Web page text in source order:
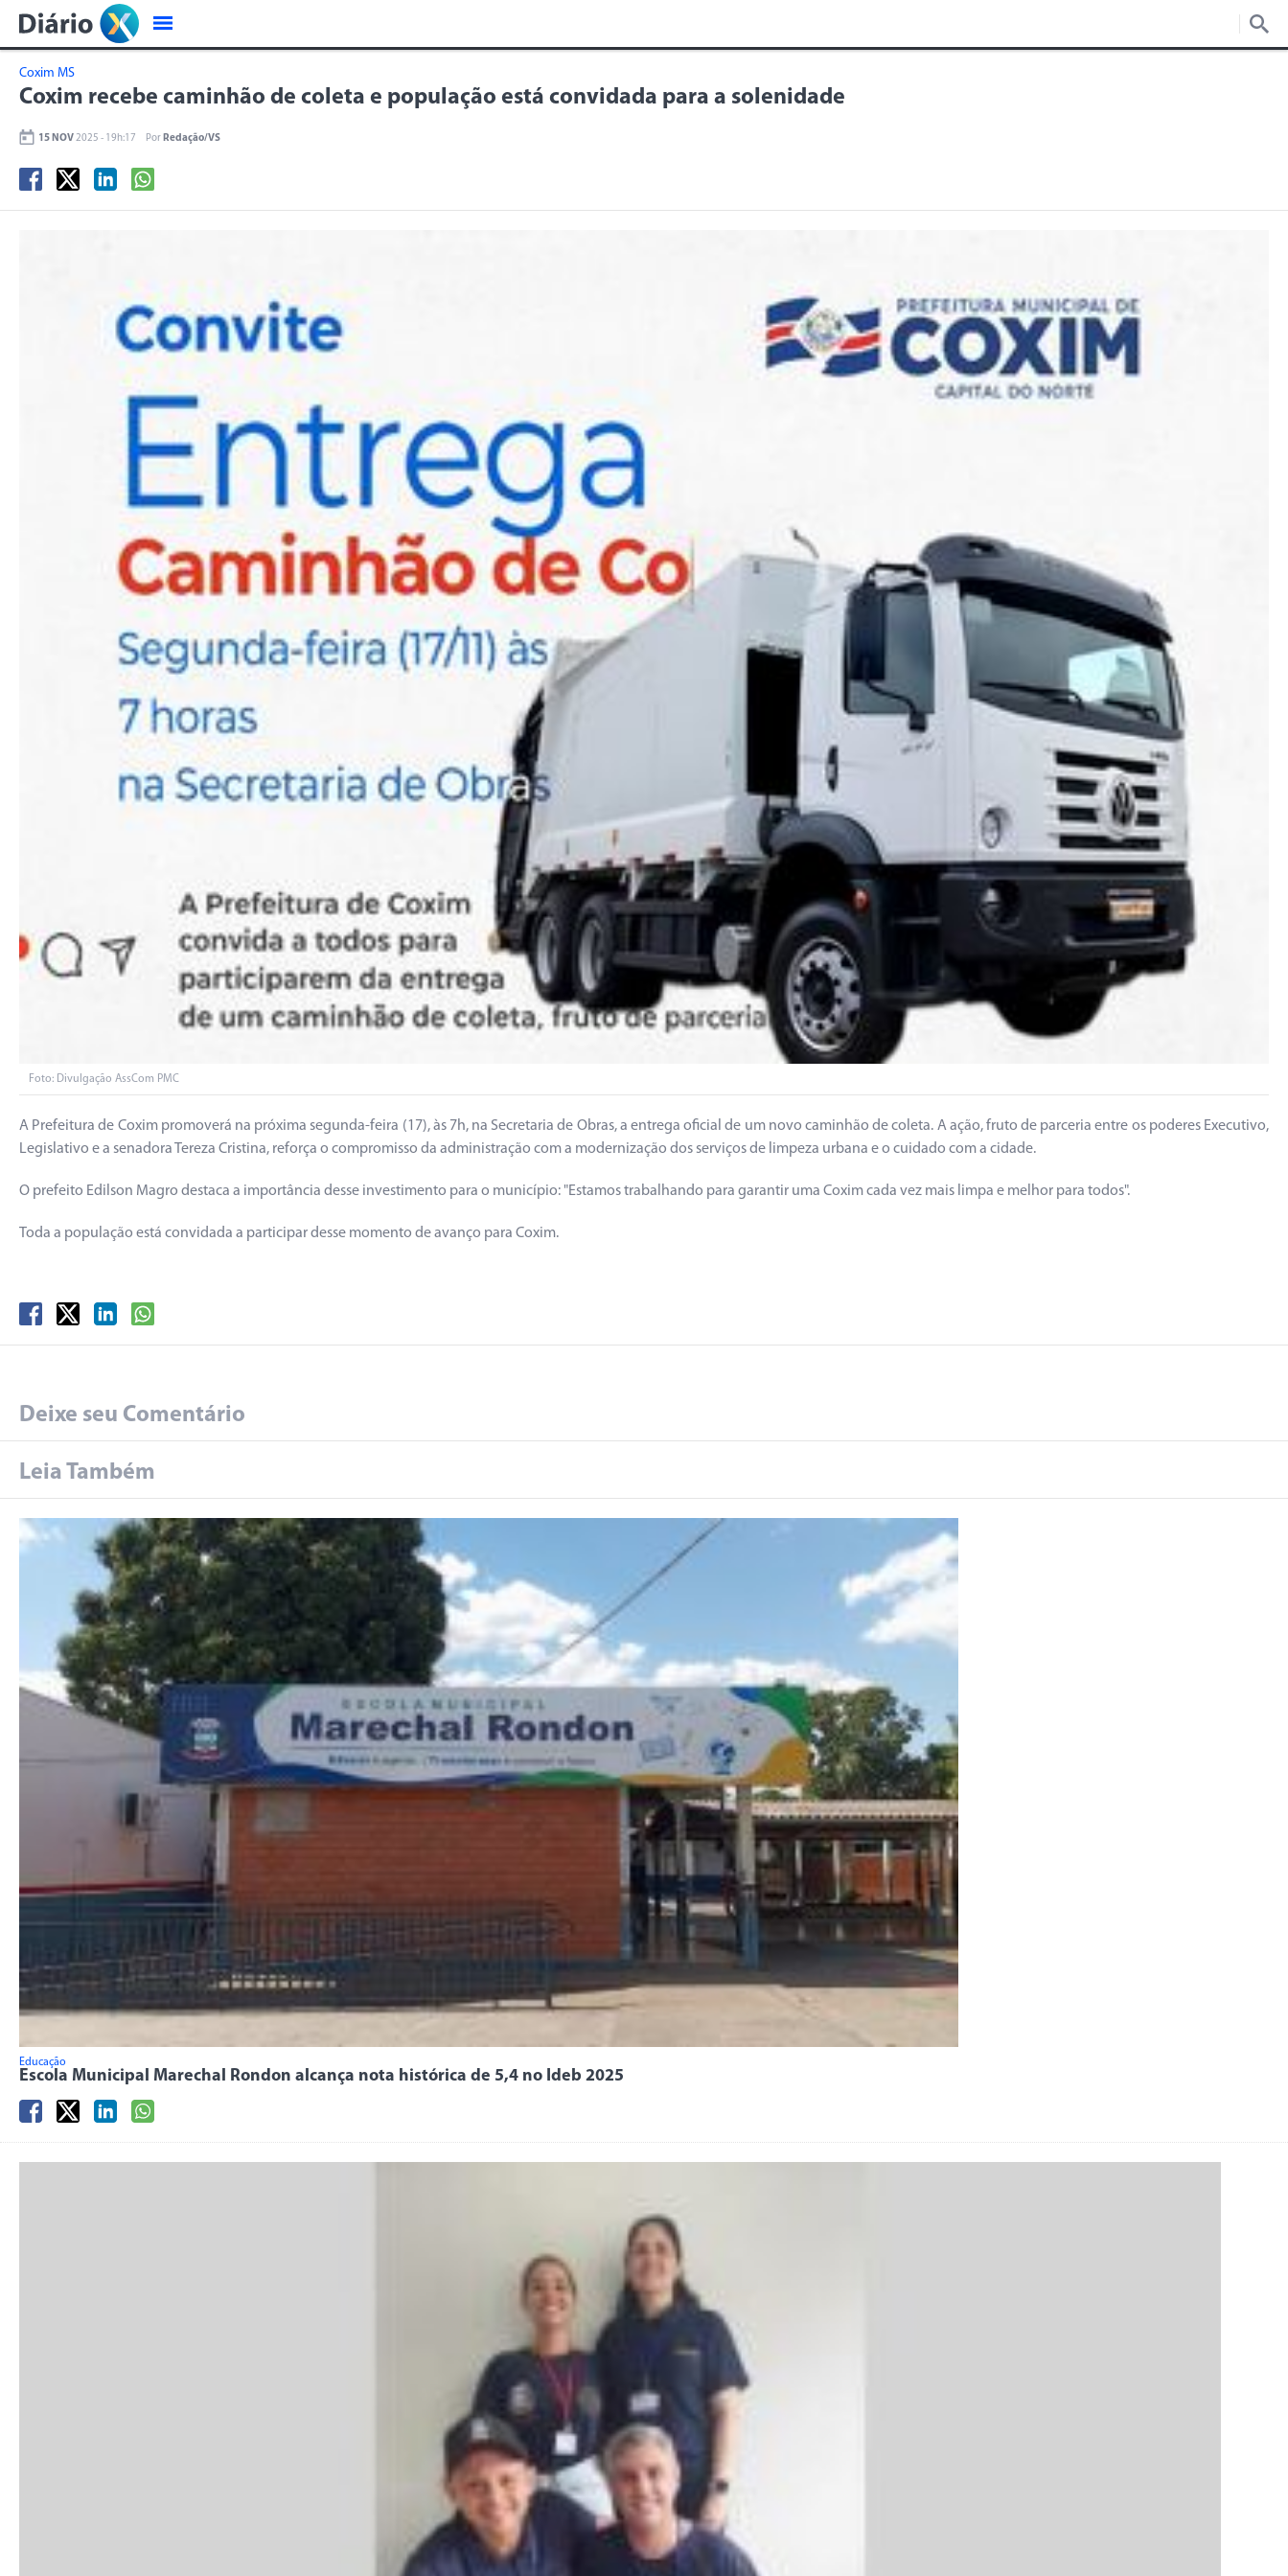
Coxim MS
Coxim recebe caminhão de coleta e população está convidada para a solenidade
15 NOV2025 - 19h:17 Por Redação/VS
Foto: Divulgação AssCom PMC
A Prefeitura de Coxim promoverá na próxima segunda-feira (17), às 7h, na Secretaria de Obras, a entrega oficial de um novo caminhão de coleta. A ação, fruto de parceria entre os poderes Executivo,
Legislativo e a senadora Tereza Cristina, reforça o compromisso da administração com a modernização dos serviços de limpeza urbana e o cuidado com a cidade.
O prefeito Edilson Magro destaca a importância desse investimento para o município: "Estamos trabalhando para garantir uma Coxim cada vez mais limpa e melhor para todos".
Toda a população está convidada a participar desse momento de avanço para Coxim.
Deixe seu Comentário
Leia Também
Educação
Escola Municipal Marechal Rondon alcança nota histórica de 5,4 no Ideb 2025